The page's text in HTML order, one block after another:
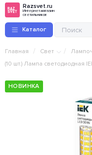
Razsvet.ru
Интернет-магазин
светильников
Каталог
Главная / Свет /
(10 шт.) Лампа светодиодная
НОВИНКА